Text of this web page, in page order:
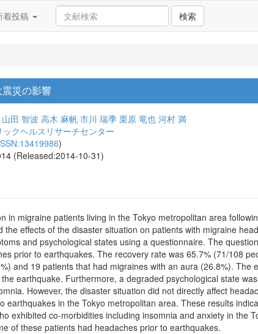
着投稿 検索
災の影響
山田 智波 高木 麻帆 市川 瑞季 栗原 竜也 河村 満
クヘルスリサーチセンター
)
(Released:2014-10-31)
in migraine patients living in the Tokyo metropolitan area
effects of the disaster situation on patients with migraine
and psychological states using a questionnaire. The
prior to earthquakes. The recovery rate was 65.7% (71/108
and 19 patients that had migraines with an aura (26.8%). The
earthquake. Furthermore, a degraded psychological state
However, the disaster situation did not directly affect
earthquakes in the Tokyo metropolitan area. These results
exhibited co-morbidities including insomnia and anxiety in the
of these patients had headaches prior to earthquakes.